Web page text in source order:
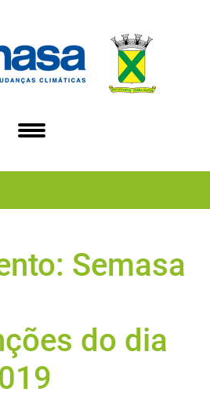
Semasa
do dia